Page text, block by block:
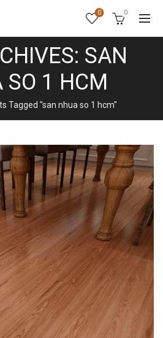
0 0
SAN
SO 1 HCM
Tagged "san nhua so 1 hcm"